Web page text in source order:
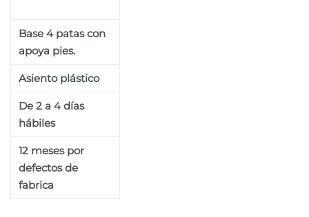
Base 4 patas con
apoya pies.
Asiento plástico
De 2 a 4 días
hábiles
12 meses por
defectos de
fabrica